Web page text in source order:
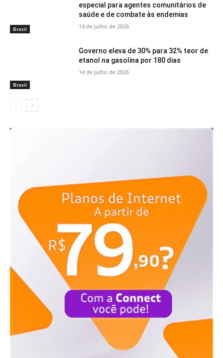
Brasil
especial para agentes comunitários de
saúde e de combate às endemias
14 de julho de 2026
Brasil
Governo eleva de 30% para 32% teor de
etanol na gasolina por 180 dias
14 de julho de 2026